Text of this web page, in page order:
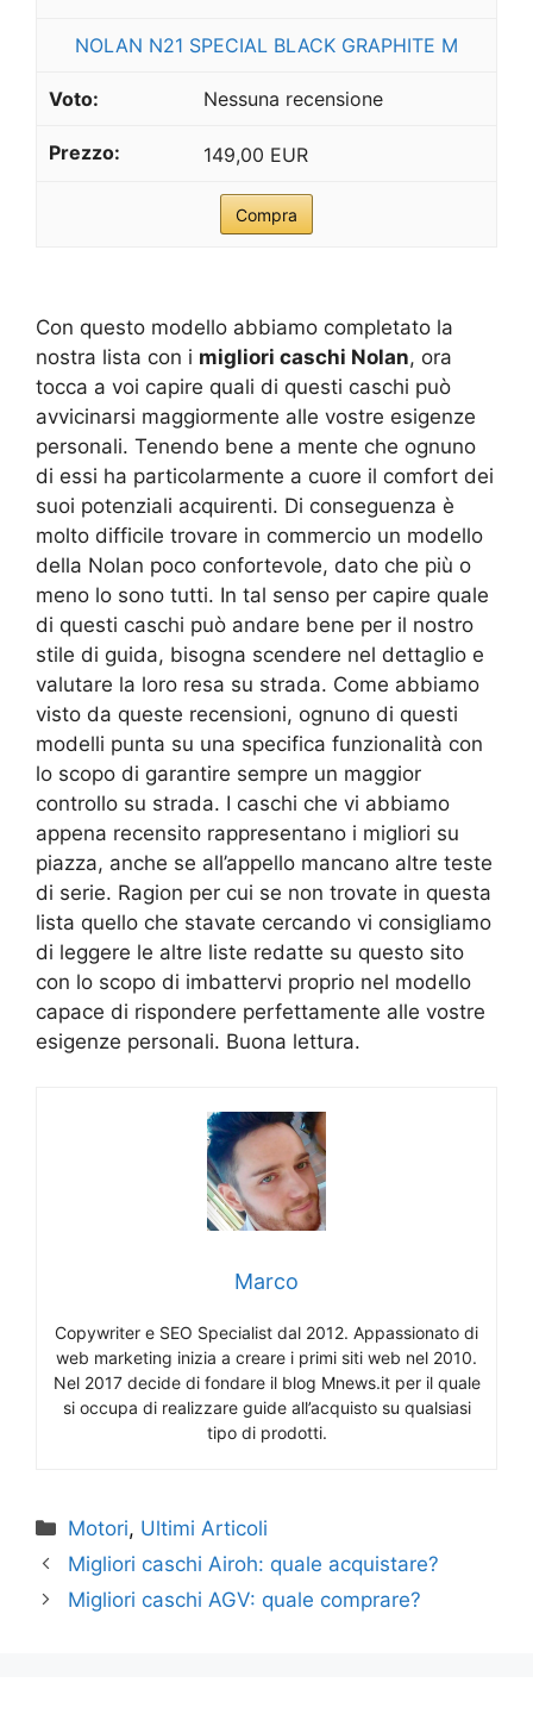
NOLAN N21 SPECIAL BLACK GRAPHITE M
Nessuna recensione
149,00 EUR
Compra
Con questo modello abbiamo completato la
nostra lista con i migliori caschi Nolan, ora
tocca a voi capire quali di questi caschi può
avvicinarsi maggiormente alle vostre esigenze
personali. Tenendo bene a mente che ognuno
di essi ha particolarmente a cuore il comfort dei
suoi potenziali acquirenti. Di conseguenza è
molto difficile trovare in commercio un modello
della Nolan poco confortevole, dato che più o
meno lo sono tutti. In tal senso per capire quale
di questi caschi può andare bene per il nostro
stile di guida, bisogna scendere nel dettaglio e
valutare la loro resa su strada. Come abbiamo
visto da queste recensioni, ognuno di questi
modelli punta su una specifica funzionalità con
lo scopo di garantire sempre un maggior
controllo su strada. I caschi che vi abbiamo
appena recensito rappresentano i migliori su
piazza, anche se all’appello mancano altre teste
di serie. Ragion per cui se non trovate in questa
lista quello che stavate cercando vi consigliamo
di leggere le altre liste redatte su questo sito
con lo scopo di imbattervi proprio nel modello
capace di rispondere perfettamente alle vostre
esigenze personali. Buona lettura.
Marco
Copywriter e SEO Specialist dal 2012. Appassionato di
web marketing inizia a creare i primi siti web nel 2010.
Nel 2017 decide di fondare il blog Mnews.it per il quale
si occupa di realizzare guide all’acquisto su qualsiasi
tipo di prodotti.
Categorie
Motori, Ultimi Articoli
Migliori caschi Airoh: quale acquistare?
Migliori caschi AGV: quale comprare?